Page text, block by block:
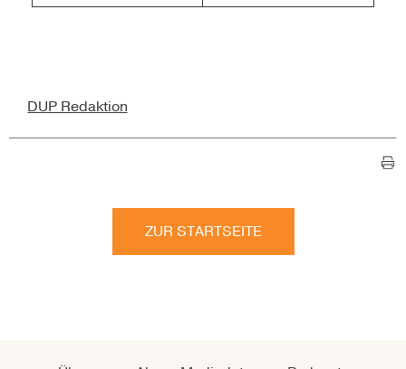
DUP Redaktion
ZUR STARTSEITE